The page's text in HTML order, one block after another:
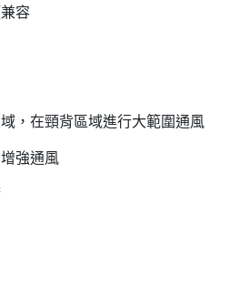
容
，在頸背區域進行大範圍通風
強通風